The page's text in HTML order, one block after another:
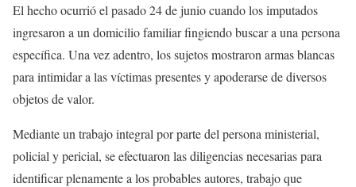
El hecho ocurrió el pasado 24 de junio cuando los imputados
ingresaron a un domicilio familiar fingiendo buscar a una persona
específica. Una vez adentro, los sujetos mostraron armas blancas
para intimidar a las víctimas presentes y apoderarse de diversos
objetos de valor.
Mediante un trabajo integral por parte del persona ministerial,
policial y pericial, se efectuaron las diligencias necesarias para
identificar plenamente a los probables autores, trabajo que